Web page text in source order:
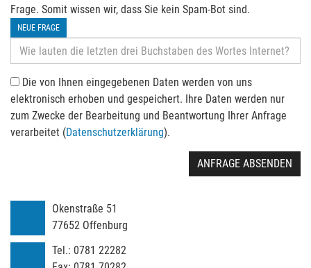
Frage. Somit wissen wir, dass Sie kein Spam-Bot sind.
NEUE FRAGE
Die von Ihnen eingegebenen Daten werden von uns
elektronisch erhoben und gespeichert. Ihre Daten werden nur
zum Zwecke der Bearbeitung und Beantwortung Ihrer Anfrage
verarbeitet (Datenschutzerklärung).
ANFRAGE ABSENDEN
Okenstraße 51
77652 Offenburg
Tel.: 0781 22282